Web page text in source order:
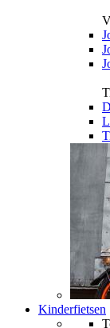
Kinderfietsen